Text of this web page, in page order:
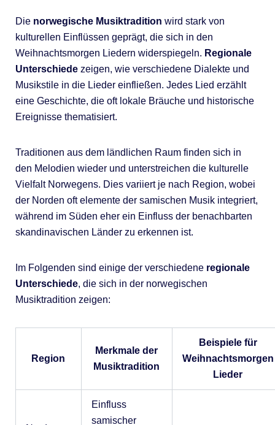
Die norwegische Musiktradition wird stark von
kulturellen Einflüssen geprägt, die sich in den
Weihnachtsmorgen Liedern widerspiegeln. Regionale
Unterschiedezeigen, wie verschiedene Dialekte und
Musikstile in die Lieder einfließen. Jedes Lied erzählt
eine Geschichte, die oft lokale Bräuche und historische
Ereignisse thematisiert.
Traditionen aus dem ländlichen Raum finden sich in
den Melodien wieder und unterstreichen die kulturelle
Vielfalt Norwegens. Dies variiert je nach Region, wobei
der Norden oft elemente der samischen Musik integriert,
während im Süden eher ein Einfluss der benachbarten
skandinavischen Länder zu erkennen ist.
Im Folgenden sind einige der verschiedene regionale
Unterschiede, die sich in der norwegischen
Musiktradition zeigen:
Region
Merkmale der
Musiktradition
Beispiele für
Weihnachtsmorgen
Lieder
Einfluss
samischer